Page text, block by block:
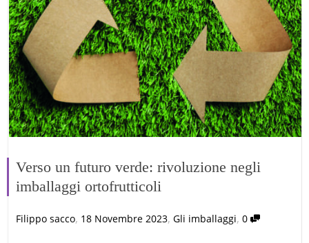
Verso un futuro verde: rivoluzione negli
imballaggi ortofrutticoli
Filippo sacco, 18 Novembre 2023, Gli imballaggi, 0